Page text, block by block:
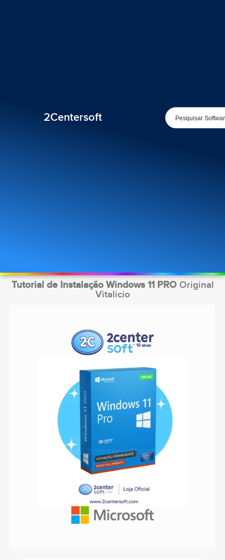
2Centersoft
Tutorial de Instalação Windows 11 PROOriginal
Vitalicio